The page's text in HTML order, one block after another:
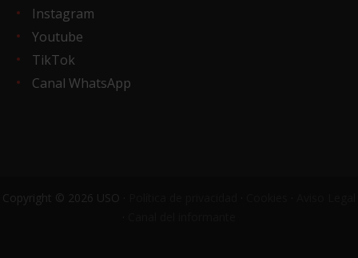
Instagram
Youtube
TikTok
Canal WhatsApp
Copyright © 2026 USO ·